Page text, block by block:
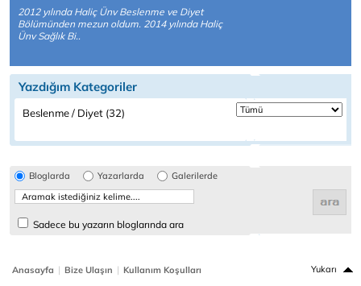
2012 yılında Haliç Ünv Beslenme ve Diyet
Bölümünden mezun oldum. 2014 yılında Haliç
Ünv Sağlık Bi..
Yazdığım Kategoriler
Beslenme / Diyet (32)
Bloglarda Yazarlarda Galerilerde
Sadece bu yazarın bloglarında ara
Anasayfa | Bize Ulaşın | Kullanım Koşulları Yukarı